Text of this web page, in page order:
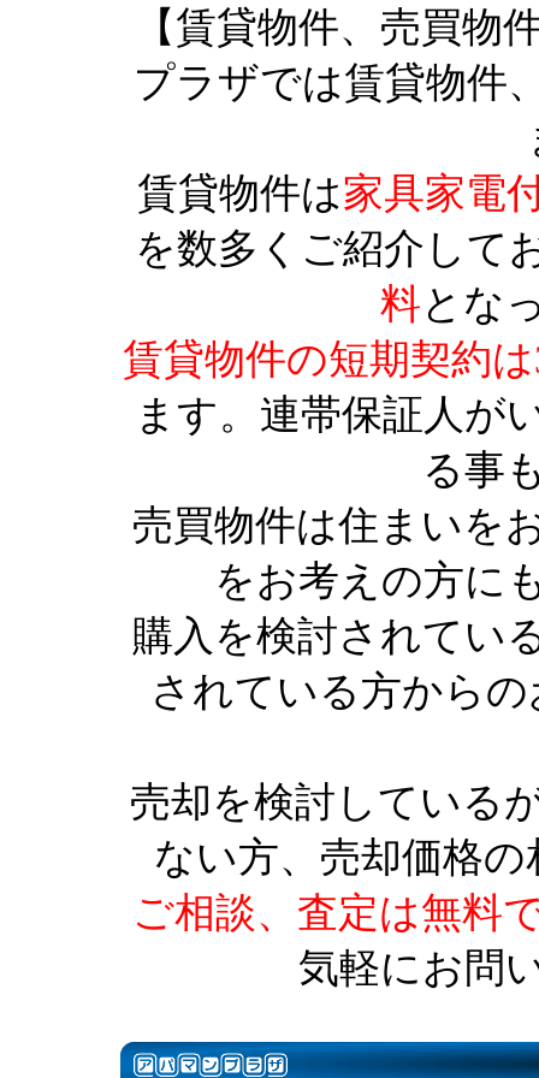
【賃貸物件、売買物
プラザでは賃貸物件
賃貸物件は家具家電
を数多くご紹介して
料とな
賃貸物件の短期契約
ます。連帯保証人が
る事
売買物件は住まいを
をお考えの方に
購入を検討されてい
されている方から
売却を検討している
ない方、売却価格
ご相談、査定は無料
気軽にお問